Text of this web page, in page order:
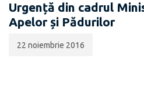
Urgență din cadrul
Apelor și Pădurilor
22 noiembrie 2016